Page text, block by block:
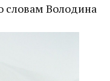
словам Володина